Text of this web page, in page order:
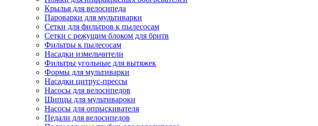
Крылья для велосипеда
Пароварки для мультиварки
Сетки для фильтров к пылесосам
Сетки с режущим блоком для бритв
Фильтры к пылесосам
Насадки измельчители
Фильтры угольные для вытяжек
Формы для мультиварки
Насадки цитрус-прессы
Насосы для велосипедов
Щипцы для мультивароки
Насосы для опрыскивателя
Педали для велосипедов